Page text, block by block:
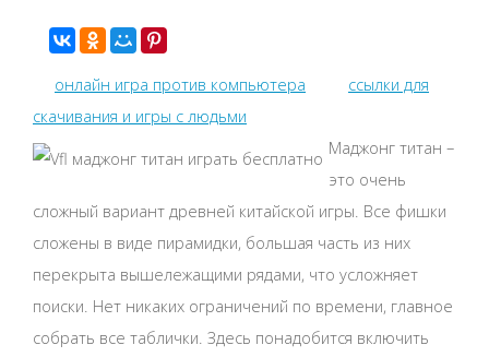
онлайн игра против компьютера
ссылки для
скачивания и игры с людьми
Маджонг титан –
это очень
сложный вариант древней китайской игры. Все фишки
сложены в виде пирамидки, большая часть из них
перекрыта вышележащими рядами, что усложняет
поиски. Нет никаких ограничений по времени, главное
собрать все таблички. Здесь понадобится включить